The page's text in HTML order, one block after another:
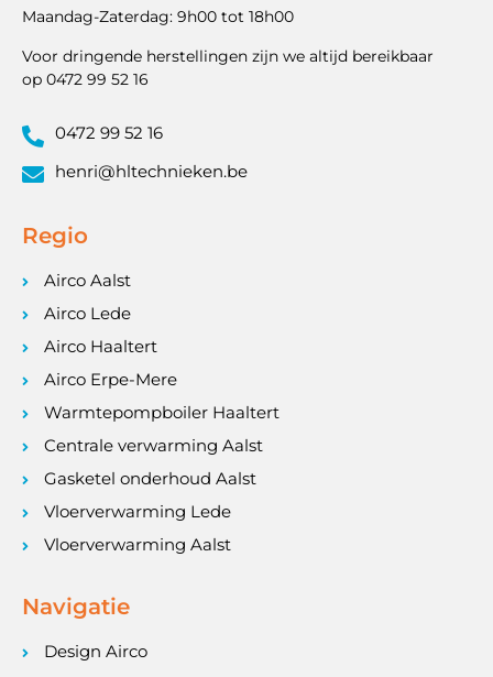
Maandag-Zaterdag: 9h00 tot 18h00
Voor dringende herstellingen zijn we altijd bereikbaar
op 0472 99 52 16
0472 99 52 16
henri@hltechnieken.be
Regio
Airco Aalst
Airco Lede
Airco Haaltert
Airco Erpe-Mere
Warmtepompboiler Haaltert
Centrale verwarming Aalst
Gasketel onderhoud Aalst
Vloerverwarming Lede
Vloerverwarming Aalst
Navigatie
Design Airco